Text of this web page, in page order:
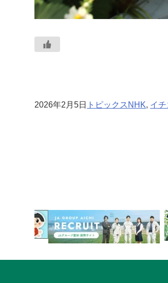
2026年2月5日 トピックス NHK, イ
1